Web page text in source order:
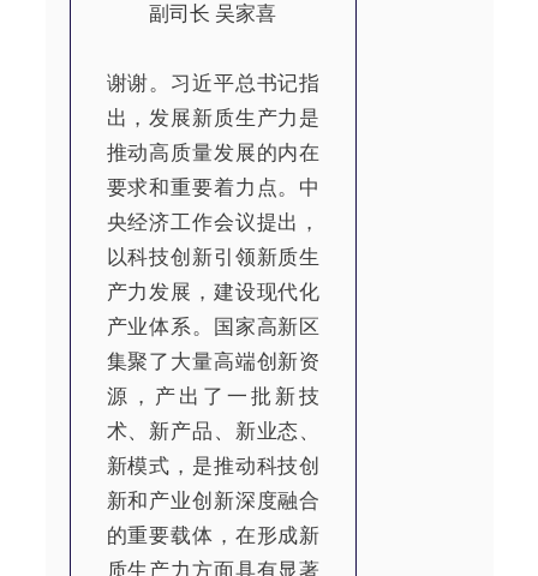
副司长 吴家喜
谢谢。习近平总书记指
出，发展新质生产力是
推动高质量发展的内在
要求和重要着力点。中
央经济工作会议提出，
以科技创新引领新质生
产力发展，建设现代化
产业体系。国家高新区
集聚了大量高端创新资
源，产出了一批新技
术、新产品、新业态、
新模式，是推动科技创
新和产业创新深度融合
的重要载体，在形成新
质生产力方面具有显著